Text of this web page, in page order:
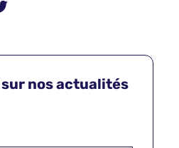
sur nos actualités